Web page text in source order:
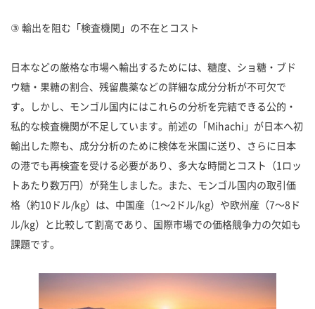
③ 輸出を阻む「検査機関」の不在とコスト
日本などの厳格な市場へ輸出するためには、糖度、ショ糖・ブド
ウ糖・果糖の割合、残留農薬などの詳細な成分分析が不可欠で
す。しかし、モンゴル国内にはこれらの分析を完結できる公的・
私的な検査機関が不足しています。前述の「Mihachi」が日本へ初
輸出した際も、成分分析のために検体を米国に送り、さらに日本
の港でも再検査を受ける必要があり、多大な時間とコスト（1ロッ
トあたり数万円）が発生しました。また、モンゴル国内の取引価
格（約10ドル/kg）は、中国産（1〜2ドル/kg）や欧州産（7〜8ド
ル/kg）と比較して割高であり、国際市場での価格競争力の欠如も
課題です。